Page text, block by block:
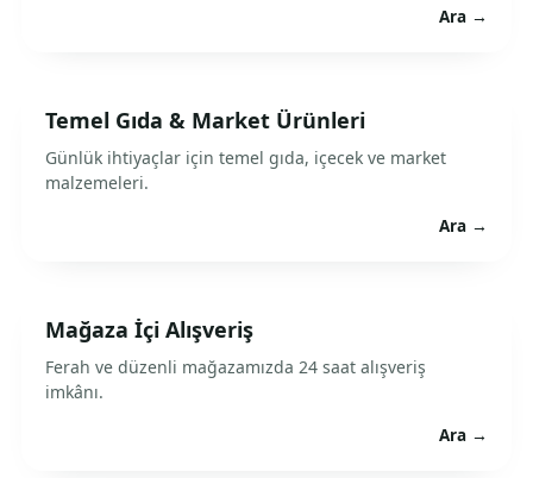
Ara →
Temel Gıda & Market Ürünleri
Günlük ihtiyaçlar için temel gıda, içecek ve market
malzemeleri.
Ara →
Mağaza İçi Alışveriş
Ferah ve düzenli mağazamızda 24 saat alışveriş
imkânı.
Ara →